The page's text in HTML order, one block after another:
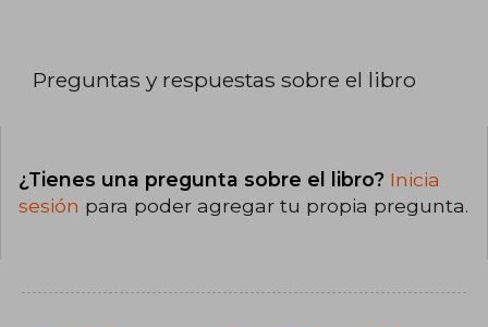
Preguntas y respuestas sobre el libro
¿Tienes una pregunta sobre el libro? Inicia
sesión para poder agregar tu propia pregunta.